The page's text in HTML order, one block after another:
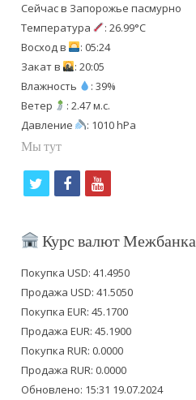
Сейчас в Запорожье пасмурно
Температура
: 26.99°C
Восход в
: 05:24
Закат в
: 20:05
Влажность
: 39%
Ветер
: 2.47 м.с.
Давление
: 1010 hPa
Мы тут
i
t
e
r
f
c
b
o
o
k
y
u
u
b
e
Курс валют Межбанка
Покупка USD: 41.4950
Продажа USD: 41.5050
Покупка EUR: 45.1700
Продажа EUR: 45.1900
Покупка RUR: 0.0000
Продажа RUR: 0.0000
Обновлено: 15:31 19.07.2024